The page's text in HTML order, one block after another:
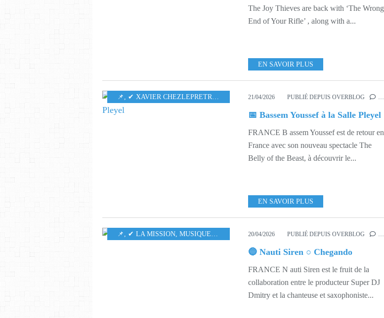
The Joy Thieves are back with ‘The Wrong
End of Your Rifle’ , along with a...
EN SAVOIR PLUS
​​​​​​​📌 , ✔ XAVIER CHEZLEPRETRE , HUMOUR,617,626
21/04/2026 PUBLIÉ DEPUIS OVERBLOG …
📅 Bassem Youssef à la Salle Pleyel
FRANCE B assem Youssef est de retour en
France avec son nouveau spectacle The
Belly of the Beast, à découvrir le...
EN SAVOIR PLUS
​​​​​​​📌 , ✔ LA MISSION, MUSIQUE, 617 20/04/2026 PUBLIÉ DEPUIS OVERBLOG …
🔵 Nauti Siren ○ Chegando
FRANCE N auti Siren est le fruit de la
collaboration entre le producteur Super DJ
Dmitry et la chanteuse et saxophoniste...